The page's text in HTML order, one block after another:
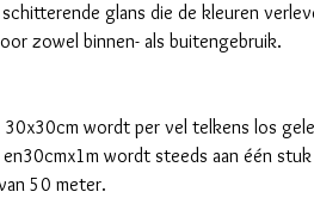
glans die de kleuren
zowel binnen- als buitengebruik.
30x30cm wordt per vel telkens los
wordt steeds aan één
50 meter.